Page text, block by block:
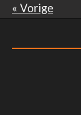
« Vorige